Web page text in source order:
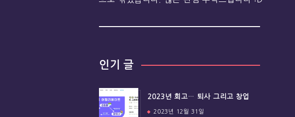
인기 글
2023년 회고… 퇴사 그리고 창업
2023년 12월 31일